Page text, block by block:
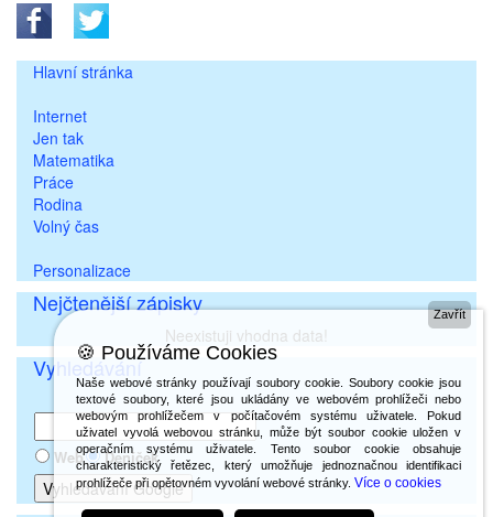
Hlavní stránka
Internet
Jen tak
Matematika
Práce
Rodina
Volný čas
Personalizace
Nejčtenější zápisky
Neexistuji vhodna data!
Vyhledávání
Web Deníček
Zavřít
🍪 Používáme Cookies
Naše webové stránky používají soubory cookie. Soubory cookie jsou
textové soubory, které jsou ukládány ve webovém prohlížeči nebo
webovým prohlížečem v počítačovém systému uživatele. Pokud
uživatel vyvolá webovou stránku, může být soubor cookie uložen v
operačním systému uživatele. Tento soubor cookie obsahuje
charakteristický řetězec, který umožňuje jednoznačnou identifikaci
prohlížeče při opětovném vyvolání webové stránky.Více o cookies